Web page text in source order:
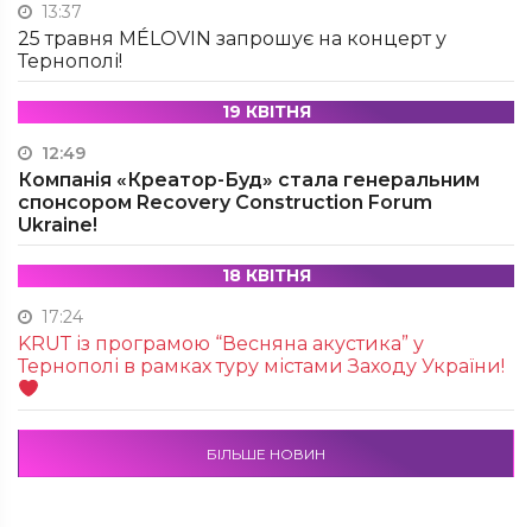
13:37
25 травня MÉLOVIN запрошує на концерт у
Тернополі!
19 КВІТНЯ
12:49
Компанія «Креатор-Буд» стала генеральним
спонсором Recovery Construction Forum
Ukraine!
18 КВІТНЯ
17:24
KRUТ із програмою “Весняна акустика” у
Тернополі в рамках туру містами Заходу України!
БІЛЬШЕ НОВИН